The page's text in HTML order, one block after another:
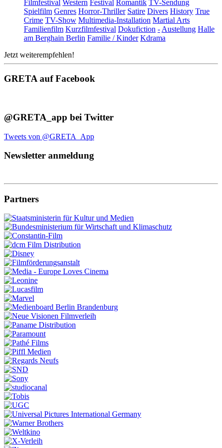
Filmfestival Western Festival Romantik TV-Sendung
Spielfilm Genres Horror-Thriller Satire Divers History True
Crime TV-Show Multimedia-Installation Martial Arts
Familienfilm Kurzfilmfestival Dokufiction - Austellung Halle
am Berghain Berlin Familie / Kinder Kdrama
Jetzt weiterempfehlen!
GRETA auf Facebook
@GRETA_app bei Twitter
Tweets von @GRETA_App
Newsletter anmeldung
Partners